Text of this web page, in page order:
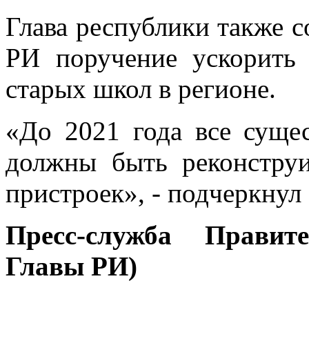
Глава республики также
РИ поручение
старых школ в регионе.
«До 2021 года все
должны быть
пристроек», -
Пресс-служба
Главы РИ)